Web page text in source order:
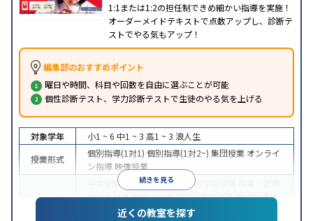
1:1または1:2の担任制できめ細かい指導を実施！
オーダーメイドテキストで点数アップし、診断テ
ストでやる気もアップ！
編集部のおすすめポイント
曜日や時間、科目や回数を自由に選ぶことが可能
個性診断テスト、学力診断テストで生徒のやる気を上げる
続きを見る
対象学年 小1 ~ 6 中1 ~ 3 高1 ~ 3 浪人生
授業形式
個別指導(1対1) 個別指導(1対2~) 集団授業 オンライ
ン指導 映像授業
中学受験 高校受験大学受験 医学部受験
テスト対策内申点対策学習習慣の定着総合型選抜
(旧AO)対策 推薦入試対策学校別特化対策
近くの教室を探す